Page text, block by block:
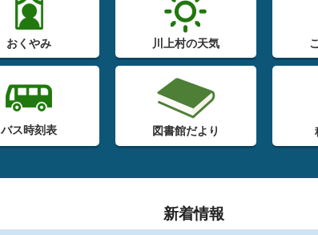
おくやみ 川上村の天気
バス時刻表 図書館だより
新着情報